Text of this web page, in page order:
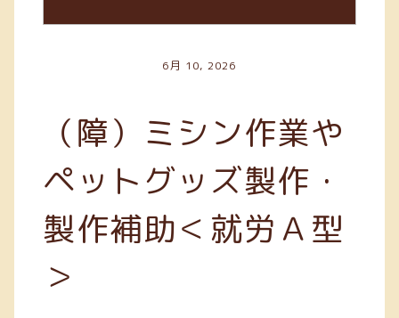
6月 10, 2026
（障）ミシン作業や
ペットグッズ製作・
製作補助＜就労Ａ型
＞